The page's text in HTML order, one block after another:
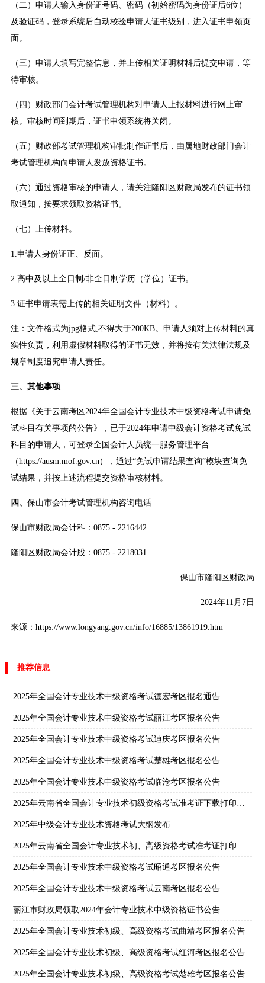
（二）申请人输入身份证号码、密码（初始密码为身份证后6位）
及验证码，登录系统后自动校验申请人证书级别，进入证书申领页
面。
（三）申请人填写完整信息，并上传相关证明材料后提交申请，等
待审核。
（四）财政部门会计考试管理机构对申请人上报材料进行网上审
核。审核时间到期后，证书申领系统将关闭。
（五）财政部考试管理机构审批制作证书后，由属地财政部门会计
考试管理机构向申请人发放资格证书。
（六）通过资格审核的申请人，请关注隆阳区财政局发布的证书领
取通知，按要求领取资格证书。
（七）上传材料。
1.申请人身份证正、反面。
2.高中及以上全日制/非全日制学历（学位）证书。
3.证书申请表需上传的相关证明文件（材料）。
注：文件格式为jpg格式,不得大于200KB。申请人须对上传材料的真
实性负责，利用虚假材料取得的证书无效，并将按有关法律法规及
规章制度追究申请人责任。
三、其他事项
根据《关于云南考区2024年全国会计专业技术中级资格考试申请免
试科目有关事项的公告》，已于2024年申请中级会计资格考试免试
科目的申请人，可登录全国会计人员统一服务管理平台
（https://ausm.mof.gov.cn），通过“免试申请结果查询”模块查询免
试结果，并按上述流程提交资格审核材料。
四、 保山市会计考试管理机构咨询电话
保山市财政局会计科：0875 - 2216442
隆阳区财政局会计股：0875 - 2218031
保山市隆阳区财政局
2024年11月7日
来源：https://www.longyang.gov.cn/info/16885/13861919.htm
推荐信息
2025年全国会计专业技术中级资格考试德宏考区报名通告
2025年全国会计专业技术中级资格考试丽江考区报名公告
2025年全国会计专业技术中级资格考试迪庆考区报名公告
2025年全国会计专业技术中级资格考试楚雄考区报名公告
2025年全国会计专业技术中级资格考试临沧考区报名公告
2025年云南省全国会计专业技术初级资格考试准考证下载打印公告
2025年中级会计专业技术资格考试大纲发布
2025年云南省全国会计专业技术初、高级资格考试准考证打印公告
2025年全国会计专业技术中级资格考试昭通考区报名公告
2025年全国会计专业技术中级资格考试云南考区报名公告
丽江市财政局领取2024年会计专业技术中级资格证书公告
2025年全国会计专业技术初级、高级资格考试曲靖考区报名公告
2025年全国会计专业技术初级、高级资格考试红河考区报名公告
2025年全国会计专业技术初级、高级资格考试楚雄考区报名公告